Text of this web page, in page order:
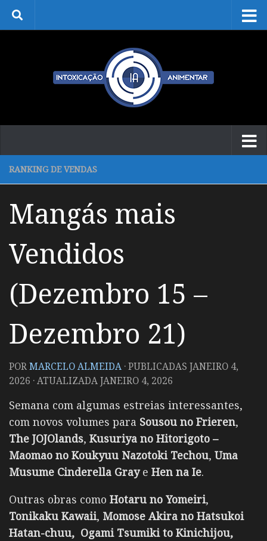
Skip to content
RANKING DE VENDAS
Mangás mais
Vendidos
(Dezembro 15 –
Dezembro 21)
PORMARCELO ALMEIDA · PUBLICADAS JANEIRO 4,
2026 · ATUALIZADAJANEIRO 4, 2026
Semana com algumas estreias interessantes,
com novos volumes para Sousou no Frieren,
The JOJOlands, Kusuriya no Hitorigoto –
Maomao no Koukyuu Nazotoki Techou, Uma
Musume Cinderella Graye Hen na Ie.
Outras obras como Hotaru no Yomeiri,
Tonikaku Kawaii, Momose Akira no Hatsukoi
Hatan-chuu, Ogami Tsumiki to Kinichijou,